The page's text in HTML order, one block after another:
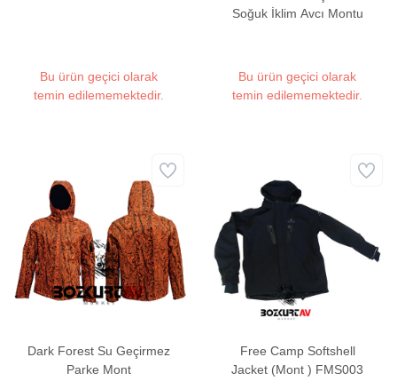
Bu ürün geçici olarak
temin edilememektedir.
Soğuk İklim Avcı Montu
Bu ürün geçici olarak
temin edilememektedir.
Dark Forest Su Geçirmez
Parke Mont
Free Camp Softshell
Jacket (Mont ) FMS003